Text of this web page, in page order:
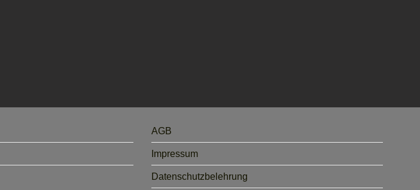
AGB
Impressum
Datenschutzbelehrung